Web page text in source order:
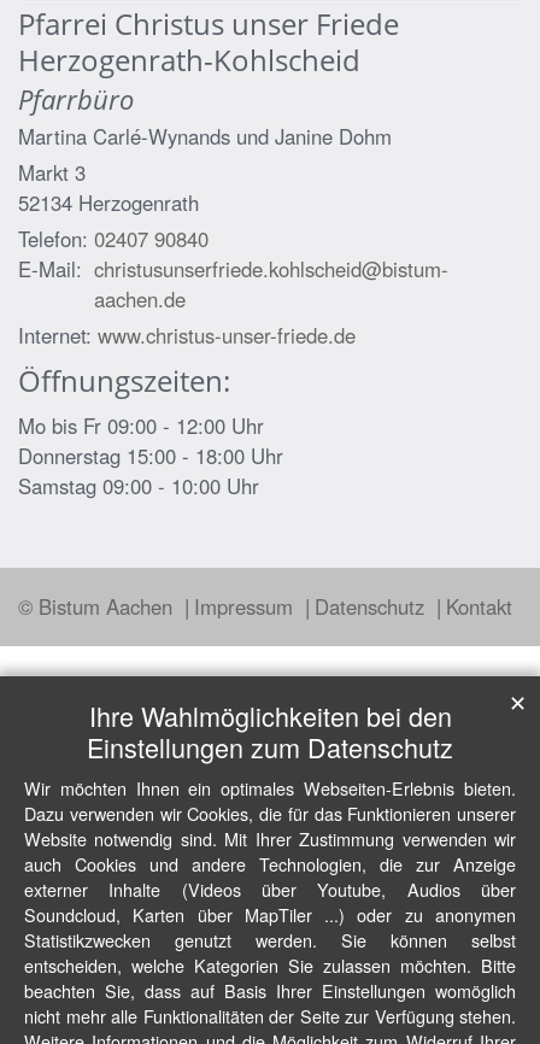
Pfarrei Christus unser Friede
Herzogenrath-Kohlscheid
Pfarrbüro
Martina Carlé-Wynands und Janine Dohm
Markt 3
52134 Herzogenrath
Telefon: 02407 90840
E-Mail: christusunserfriede.kohlscheid@bistum-
aachen.de
Internet: www.christus-unser-friede.de
Öffnungszeiten:
Mo bis Fr 09:00 - 12:00 Uhr
Donnerstag 15:00 - 18:00 Uhr
Samstag 09:00 - 10:00 Uhr
© Bistum Aachen Impressum Datenschutz Kontakt
Ihre Wahlmöglichkeiten bei den
Einstellungen zum Datenschutz
Wir möchten Ihnen ein optimales Webseiten-Erlebnis bieten.
Dazu verwenden wir Cookies, die für das Funktionieren unserer
Website notwendig sind. Mit Ihrer Zustimmung verwenden wir
auch Cookies und andere Technologien, die zur Anzeige
externer Inhalte (Videos über Youtube, Audios über
Soundcloud, Karten über MapTiler ...) oder zu anonymen
Statistikzwecken genutzt werden. Sie können selbst
entscheiden, welche Kategorien Sie zulassen möchten. Bitte
beachten Sie, dass auf Basis Ihrer Einstellungen womöglich
nicht mehr alle Funktionalitäten der Seite zur Verfügung stehen.
✕